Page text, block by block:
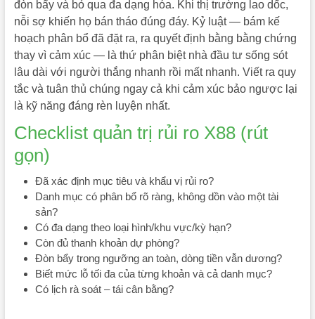
đòn bẩy và bỏ qua đa dạng hóa. Khi thị trường lao dốc,
nỗi sợ khiến họ bán tháo đúng đáy. Kỷ luật — bám kế
hoạch phân bổ đã đặt ra, ra quyết định bằng bằng chứng
thay vì cảm xúc — là thứ phân biệt nhà đầu tư sống sót
lâu dài với người thắng nhanh rồi mất nhanh. Viết ra quy
tắc và tuân thủ chúng ngay cả khi cảm xúc bảo ngược lại
là kỹ năng đáng rèn luyện nhất.
Checklist quản trị rủi ro X88 (rút
gọn)
Đã xác định mục tiêu và khẩu vị rủi ro?
Danh mục có phân bổ rõ ràng, không dồn vào một tài
sản?
Có đa dạng theo loại hình/khu vực/kỳ hạn?
Còn đủ thanh khoản dự phòng?
Đòn bẩy trong ngưỡng an toàn, dòng tiền vẫn dương?
Biết mức lỗ tối đa của từng khoản và cả danh mục?
Có lịch rà soát – tái cân bằng?